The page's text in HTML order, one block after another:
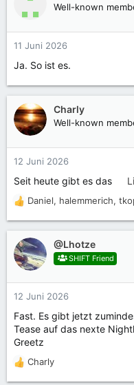
n
n
Well-known
11 Juni 2026
Ja. So ist es.
Charly
Well-known
12 Juni 2026
Seit heute gibt es das
R
a
k
t
n
n
:
Daniel, halemmerich,
@Lhotze
SHIFT Friend
12 Juni 2026
Fast. Es gibt jetzt
Tease auf das nexte
Greetz
R
Charly